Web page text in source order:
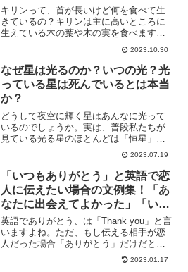
キリンって、首が長いけど何を食べて生
きているの？キリンは主に高いところに
生えている木の葉や木の実を食べます。
今回は、そんなキリンの生態について3つ
のことを解説していきます。・キリンは
何を食べる？・キリンの嫌いな食べ物
は？・キリンの首が長い理...
2023.10.30
なぜ星は光るのか？いつの光？光
っている星は死んでいるとは本当
か？
どうして夜空に輝く星はあんなに光って
いるのでしょうか。実は、普段私たちが
見ている光る星のほとんどは「恒星」と
呼ばれています。恒星が光って見える理
由は「核融合反応」をしているからで
す。今回はそんな、星について解説して
いきます。・なぜ星は光るの...
2023.07.19
「いつもありがとう」と英語で恋
人に伝えたい場合の文例集！「あ
なたに出会えてよかった」「いつ
もたくさんの幸せをありがとう」
の文例も
英語でありがとう、は「Thank you」と言
いますよね。ただ、もし伝える相手が恋
人だった場合「ありがとう」だけだと少
し物足りなく感じますよね。例えばせっ
かくなら「いつもありがとう」という言
2023.01.17